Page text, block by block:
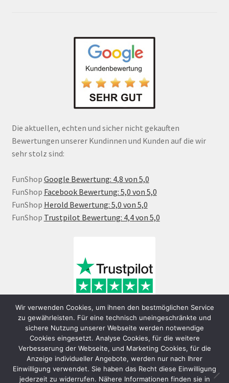
Die aktuellen, echten und sicher nicht gekauften
Bewertungen unserer Kundinnen und Kunden auf die wir
sehr stolz sind:
FunShop Google Bewertung: 4,8 von 5,0
FunShop Facebook Bewertung: 5,0 von 5,0
FunShop Herold Bewertung: 5,0 von 5,0
FunShop Trustpilot Bewertung: 4,4 von 5,0
Wir verwenden Cookies, um ihnen den bestmöglichen Service
zu gewährleisten. Für eine technisch uneingeschränkte und
sichere Nutzung unserer Webseite werden notwendige
Cookies eingesetzt. Analyse Cookies, für die weitere
Verbesserung der Webseite, und Marketing Cookies, für die
Anzeige individueller Angebote, werden nur nach Ihrer
Einwilligung verwendet. Sie haben das Recht diese Einwilligung
jederzeit zu widerrufen. Nähere Informationen finden sie in